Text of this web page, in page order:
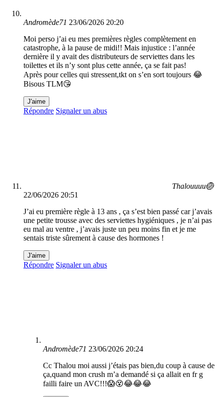
Andromède71 23/06/2026 20:20
Moi perso j’ai eu mes premières règles complètement en
catastrophe, à la pause de midi!! Mais injustice : l’année
dernière il y avait des distributeurs de serviettes dans les
toilettes et ils n’y sont plus cette année, ça se fait pas!
Après pour celles qui stressent,tkt on s’en sort toujours 😂
Bisous TLM😘
J'aime
Répondre Signaler un abus
Thalouuuu🏐
22/06/2026 20:51
J’ai eu première règle à 13 ans , ça s’est bien passé car j’avais
une petite trousse avec des serviettes hygiéniques , je n’ai pas
eu mal au ventre , j’avais juste un peu moins fin et je me
sentais triste sûrement à cause des hormones !
J'aime
Répondre Signaler un abus
Andromède71 23/06/2026 20:24
Cc Thalou moi aussi j’étais pas bien,du coup à cause de
ça,quand mon crush m’a demandé si ça allait en fr g
failli faire un AVC!!!😱😵😂😂😂